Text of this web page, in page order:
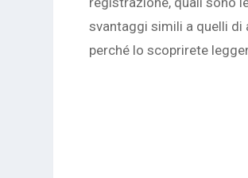
svantaggi simili a quelli
perché lo scoprirete